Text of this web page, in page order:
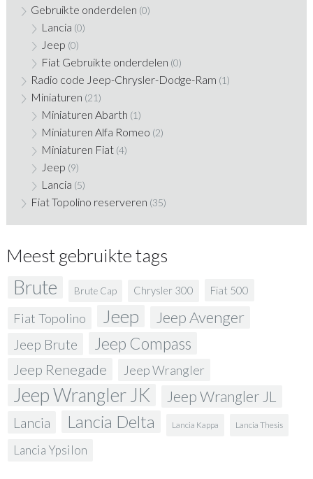
Gebruikte onderdelen (0)
Lancia (0)
Jeep (0)
Fiat Gebruikte onderdelen (0)
Radio code Jeep-Chrysler-Dodge-Ram (1)
Miniaturen (21)
Miniaturen Abarth (1)
Miniaturen Alfa Romeo (2)
Miniaturen Fiat (4)
Jeep (9)
Lancia (5)
Fiat Topolino reserveren (35)
Meest gebruikte tags
Brute Brute Cap Chrysler 300 Fiat 500
Fiat Topolino Jeep Jeep Avenger
Jeep Brute Jeep Compass
Jeep Renegade Jeep Wrangler
Jeep Wrangler JK Jeep Wrangler JL
Lancia Lancia Delta Lancia Kappa Lancia Thesis
Lancia Ypsilon